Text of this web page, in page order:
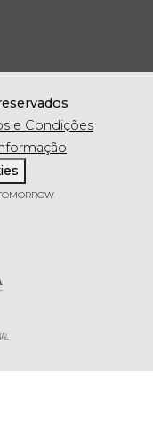
e Condições